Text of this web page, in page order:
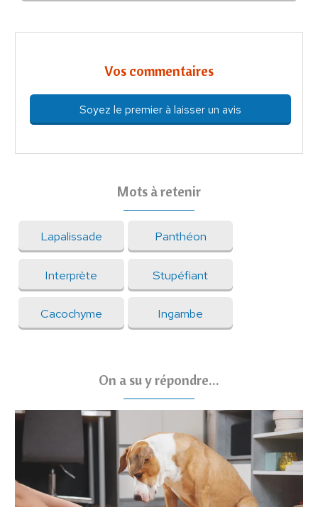
Vos commentaires
Soyez le premier à laisser un avis
Mots à retenir
Lapalissade Panthéon
Interprète Stupéfiant
Cacochyme Ingambe
On a su y répondre...